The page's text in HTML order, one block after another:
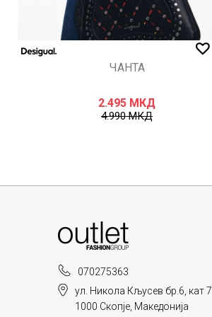
ЧАНТА
2.495 МКД
4.990МКД
070275363
ул. Никола Кљусев бр.6, кат 7
1000 Скопје, Македонија